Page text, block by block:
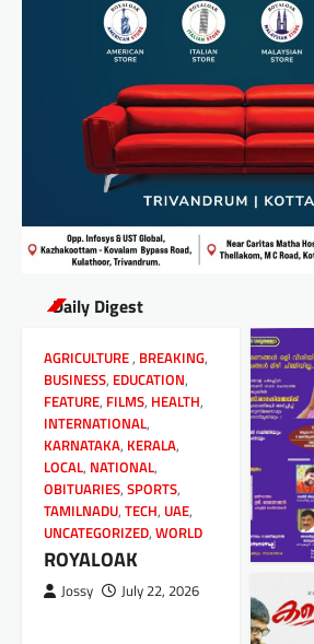
Daily Digest
AGRICULTURE, BREAKING,
BUSINESS, EDUCATION,
FEATURE, FILMS, HEALTH,
INTERNATIONAL,
KARNATAKA, KERALA,
LOCAL, NATIONAL,
OBITUARIES, SPORTS,
TAMILNADU, TECH, UAE,
UNCATEGORIZED, WORLD
ROYALOAK
Jossy July 22, 2026